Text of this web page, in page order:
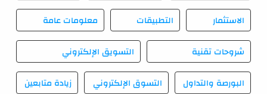
الاستثمار التطبيقات معلومات عامة
شروحات تقنية التسويق الإلكتروني
البورصة والتداول التسوق الإلكتروني زيادة متابعين